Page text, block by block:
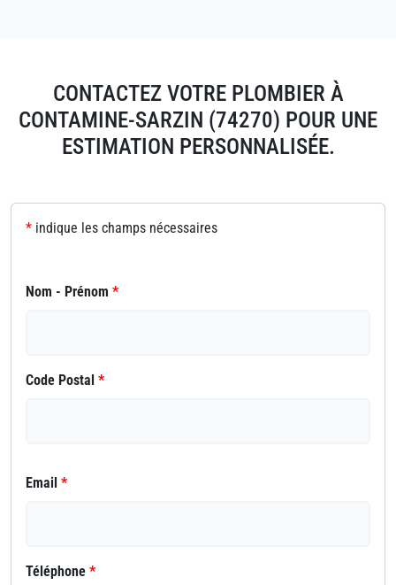
CONTACTEZ VOTRE PLOMBIER À
CONTAMINE-SARZIN (74270) POUR UNE
ESTIMATION PERSONNALISÉE.
* indique les champs nécessaires
Nom - Prénom *
Code Postal *
Email *
Téléphone *